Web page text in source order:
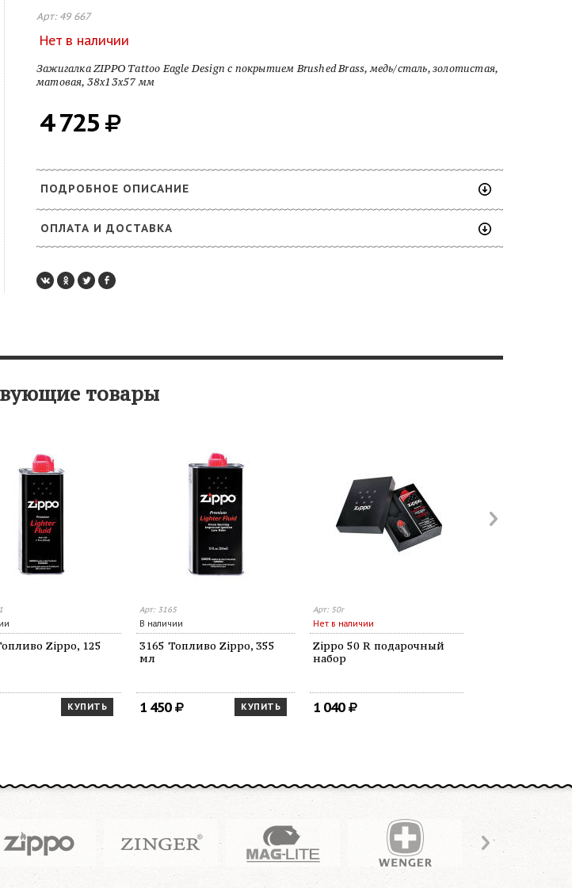
Арт: 49 667
Нет в наличии
Зажигалка ZIPPO Tattoo Eagle Design с покрытием Brushed Brass, медь/сталь, золотистая,
матовая, 38x13x57 мм
4 725
ПОДРОБНОЕ ОПИСАНИЕ
ОПЛАТА И ДОСТАВКА
товары
Zippo, 125
КУПИТЬ
Арт: 3165
В наличии
3165 Топливо Zippo, 355
мл
1 450 КУПИТЬ
Арт: 50r
Нет в наличии
Zippo 50 R подарочный
набор
1 040